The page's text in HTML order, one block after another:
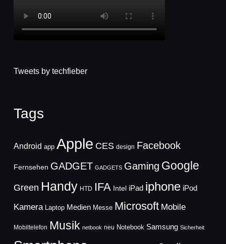
Tweets by techfieber
Tags
Android app Apple CES design Facebook
Fernsehen GADGET GADGETS Gaming Google
Green Handy HTD IFA Intel iPad iphone iPod
Kamera Laptop Medien Messe Microsoft Mobile
Mobiltelefon Musik netbook neu Notebook Samsung Sicherheit